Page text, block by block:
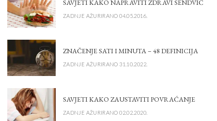
SAVJETI KAKO NAPRAVITI ZDRAVI SENDVIČ
ZADNJE AŽURIRANO 04.05.2016.
ZNAČENJE SATI I MINUTA – 48 DEFINICIJA
ZADNJE AŽURIRANO 31.10.2022.
SAVJETI KAKO ZAUSTAVITI POVRAĆANJE
ZADNJE AŽURIRANO 02.02.2020.